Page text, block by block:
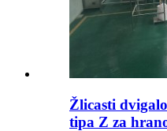
Žlicasti
tipa Z za